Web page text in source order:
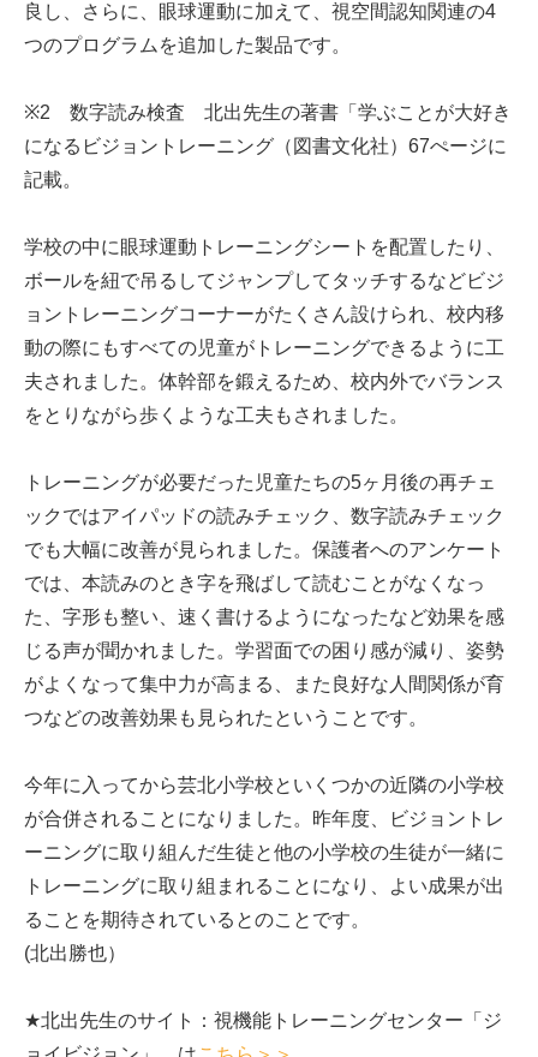
良し、さらに、眼球運動に加えて、視空間認知関連の4
つのプログラムを追加した製品です。
※2 数字読み検査 北出先生の著書「学ぶことが大好き
になるビジョントレーニング（図書文化社）67ぺージに
記載。
学校の中に眼球運動トレーニングシートを配置したり、
ボールを紐で吊るしてジャンプしてタッチするなどビジ
ョントレーニングコーナーがたくさん設けられ、校内移
動の際にもすべての児童がトレーニングできるように工
夫されました。体幹部を鍛えるため、校内外でバランス
をとりながら歩くような工夫もされました。
トレーニングが必要だった児童たちの5ヶ月後の再チェ
ックではアイパッドの読みチェック、数字読みチェック
でも大幅に改善が見られました。保護者へのアンケート
では、本読みのとき字を飛ばして読むことがなくなっ
た、字形も整い、速く書けるようになったなど効果を感
じる声が聞かれました。学習面での困り感が減り、姿勢
がよくなって集中力が高まる、また良好な人間関係が育
つなどの改善効果も見られたということです。
今年に入ってから芸北小学校といくつかの近隣の小学校
が合併されることになりました。昨年度、ビジョントレ
ーニングに取り組んだ生徒と他の小学校の生徒が一緒に
トレーニングに取り組まれることになり、よい成果が出
ることを期待されているとのことです。
(北出勝也）
★北出先生のサイト：視機能トレーニングセンター「ジ